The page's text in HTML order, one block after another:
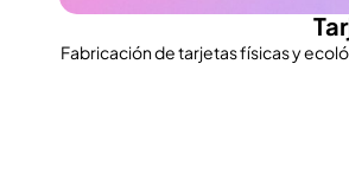
Fabricación de tarjetas físicas y